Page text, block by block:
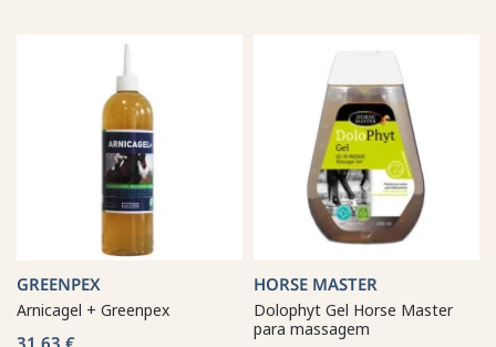
GREENPEX
Arnicagel + Greenpex
31,63 €
HORSE MASTER
Dolophyt Gel Horse Master
para massagem